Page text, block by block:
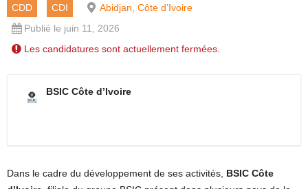
CDD CDI
Abidjan, Côte d’Ivoire
Publié le juin 11, 2026
Les candidatures sont actuellement fermées.
BSIC Côte d’Ivoire
Dans le cadre du développement de ses activités, BSIC Côte